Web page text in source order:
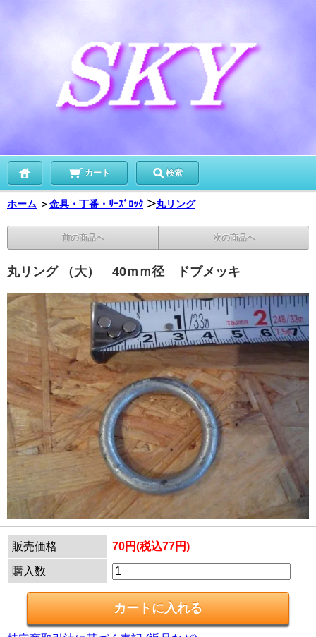
カート 検索
ホーム ＞金具・丁番・ﾘｰｽﾞﾛｯｸ ＞丸リング
前の商品へ 次の商品へ
丸リング （大） 40ｍｍ径 ドブメッキ
販売価格 70円(税込77円)
購入数